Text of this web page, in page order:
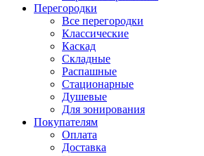
Перегородки
Все перегородки
Классические
Каскад
Складные
Распашные
Стационарные
Душевые
Для зонирования
Покупателям
Оплата
Доставка